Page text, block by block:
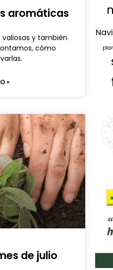
aromáticas
y también
cómo
»
de julio